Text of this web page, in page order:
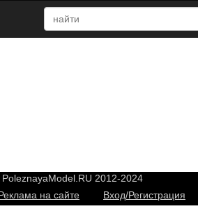
2012-2024
на сайте Вход/Регистрация